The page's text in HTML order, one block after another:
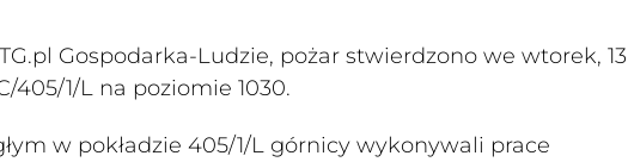
Gospodarka-Ludzie, pożar stwierdzono we wtorek, 13
1/L na poziomie 1030.
w pokładzie 405/1/L górnicy wykonywali prace